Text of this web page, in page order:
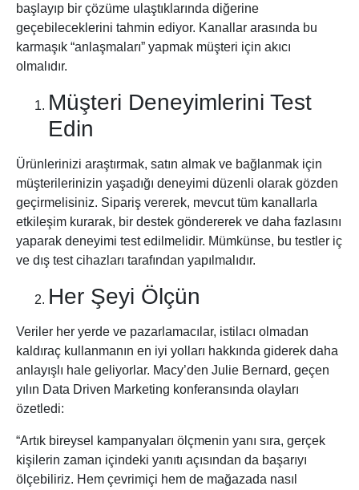
başlayıp bir çözüme ulaştıklarında diğerine
geçebileceklerini tahmin ediyor. Kanallar arasında bu
karmaşık “anlaşmaları” yapmak müşteri için akıcı
olmalıdır.
Müşteri Deneyimlerini Test
Edin
Ürünlerinizi araştırmak, satın almak ve bağlanmak için
müşterilerinizin yaşadığı deneyimi düzenli olarak gözden
geçirmelisiniz. Sipariş vererek, mevcut tüm kanallarla
etkileşim kurarak, bir destek göndererek ve daha fazlasını
yaparak deneyimi test edilmelidir. Mümkünse, bu testler iç
ve dış test cihazları tarafından yapılmalıdır.
Her Şeyi Ölçün
Veriler her yerde ve pazarlamacılar, istilacı olmadan
kaldıraç kullanmanın en iyi yolları hakkında giderek daha
anlayışlı hale geliyorlar. Macy’den Julie Bernard, geçen
yılın Data Driven Marketing konferansında olayları
özetledi:
“Artık bireysel kampanyaları ölçmenin yanı sıra, gerçek
kişilerin zaman içindeki yanıtı açısından da başarıyı
ölçebiliriz. Hem çevrimiçi hem de mağazada nasıl